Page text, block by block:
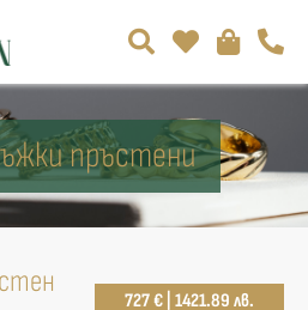
пръстени
727 € | 1421.89 лв.